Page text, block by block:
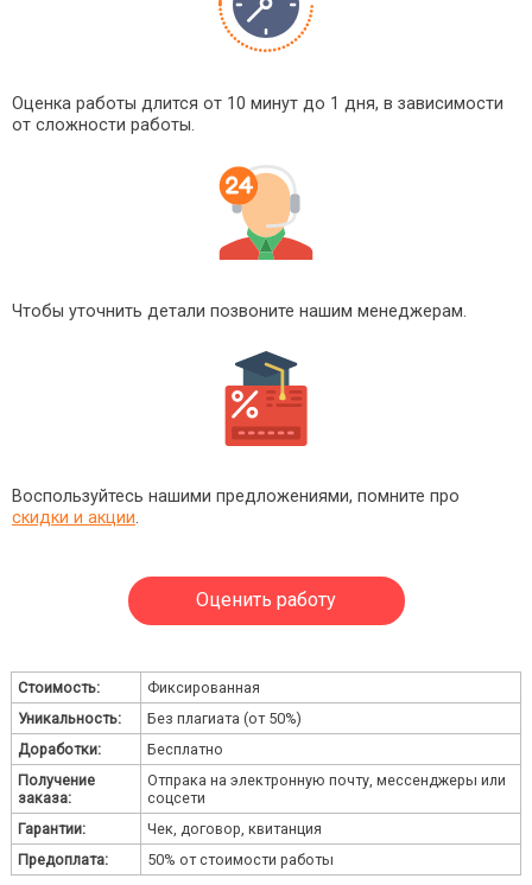
Оценка работы длится от 10 минут до 1 дня, в зависимости
от сложности работы.
Чтобы уточнить детали позвоните нашим менеджерам.
Воспользуйтесь нашими предложениями, помните про
скидки и акции.
Оценить работу
Стоимость:
Фиксированная
Уникальность:
Без плагиата (от 50%)
Доработки:
Бесплатно
Получение
заказа:
Отпрака на электронную почту, мессенджеры или
соцсети
Гарантии:
Чек, договор, квитанция
Предоплата:
50% от стоимости работы